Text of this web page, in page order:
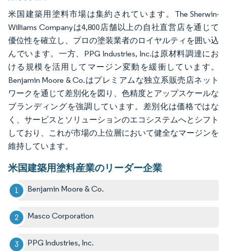
米国建築用塗料市場は集約されています。The Sherwin-
Williams Companyは4,800店舗以上の自社直営店を通じて
優位性を確立し、プロの塗装業者のロイヤルティを囲い込
んでいます。一方、PPG Industries, Inc.は原材料調達にお
ける規模を活用してマージン変動を緩衝しています。
Benjamin Moore & Co.はプレミアムな独立系販売店ネット
ワークを通じて差別化を図り、色精度とアップスケールな
ブランディングを強調しています。差別化は価格ではな
く、サービスとソリューションのエコシステムへとシフト
しており、これが市場の上位層において健全なマージンを
維持しています。
米国建築用塗料産業のリーダー企業
Benjamin Moore & Co.
Masco Corporation
PPG Industries, Inc.